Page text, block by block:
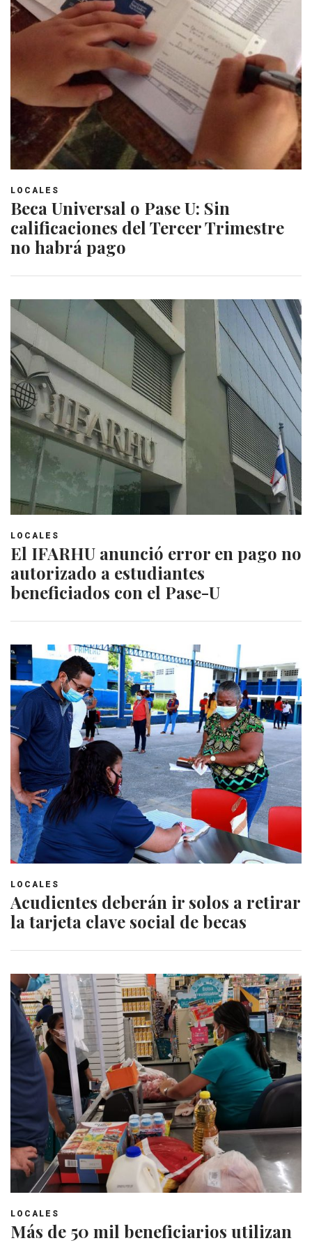
LOCALES
Beca Universal o Pase U: Sin
calificaciones del Tercer Trimestre
no habrá pago
LOCALES
El IFARHU anunció error en pago no
autorizado a estudiantes
beneficiados con el Pase-U
LOCALES
Acudientes deberán ir solos a retirar
la tarjeta clave social de becas
LOCALES
Más de 50 mil beneficiarios utilizan